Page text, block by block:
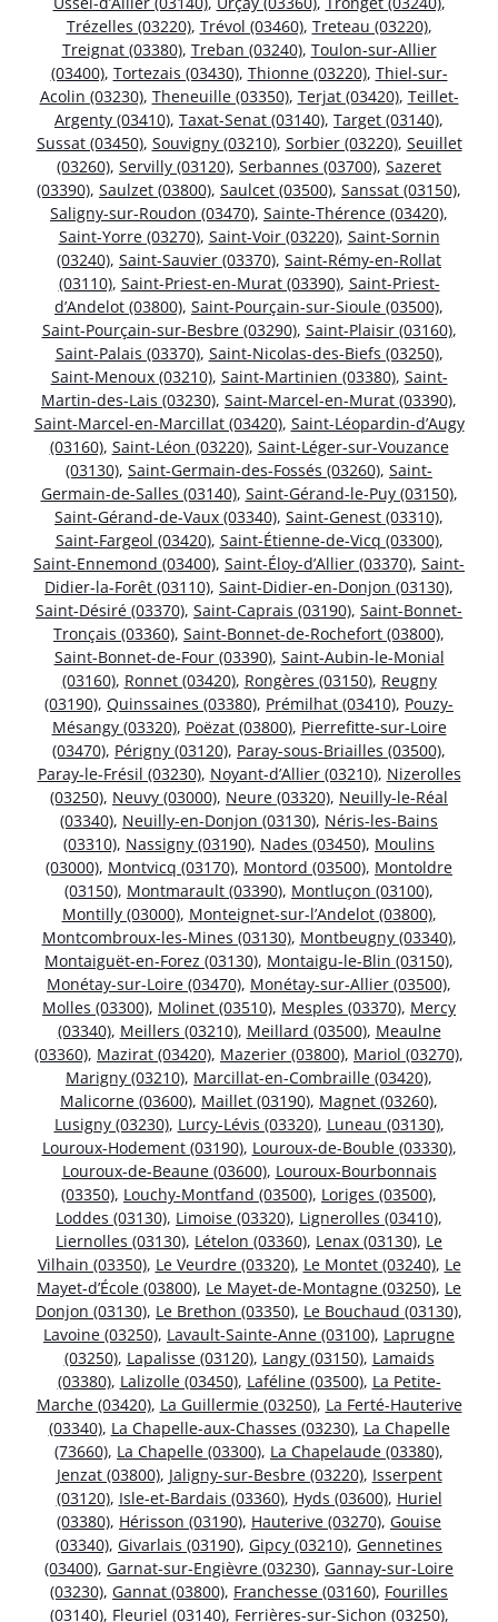
Trézelles (03220), Trévol (03460), Treteau (03220),
Treignat (03380), Treban (03240), Toulon-sur-Allier
(03400), Tortezais (03430), Thionne (03220), Thiel-sur-
Acolin (03230), Theneuille (03350), Terjat (03420), Teillet-
Argenty (03410), Taxat-Senat (03140), Target (03140),
Sussat (03450), Souvigny (03210), Sorbier (03220), Seuillet
(03260), Servilly (03120), Serbannes (03700), Sazeret
(03390), Saulzet (03800), Saulcet (03500), Sanssat (03150),
Saligny-sur-Roudon (03470), Sainte-Thérence (03420),
Saint-Yorre (03270), Saint-Voir (03220), Saint-Sornin
(03240), Saint-Sauvier (03370), Saint-Rémy-en-Rollat
(03110), Saint-Priest-en-Murat (03390), Saint-Priest-
d’Andelot (03800), Saint-Pourçain-sur-Sioule (03500),
Saint-Pourçain-sur-Besbre (03290), Saint-Plaisir (03160),
Saint-Palais (03370), Saint-Nicolas-des-Biefs (03250),
Saint-Menoux (03210), Saint-Martinien (03380), Saint-
Martin-des-Lais (03230), Saint-Marcel-en-Murat (03390),
Saint-Marcel-en-Marcillat (03420), Saint-Léopardin-d’Augy
(03160), Saint-Léon (03220), Saint-Léger-sur-Vouzance
(03130), Saint-Germain-des-Fossés (03260), Saint-
Germain-de-Salles (03140), Saint-Gérand-le-Puy (03150),
Saint-Gérand-de-Vaux (03340), Saint-Genest (03310),
Saint-Fargeol (03420), Saint-Étienne-de-Vicq (03300),
Saint-Ennemond (03400), Saint-Éloy-d’Allier (03370), Saint-
Didier-la-Forêt (03110), Saint-Didier-en-Donjon (03130),
Saint-Désiré (03370), Saint-Caprais (03190), Saint-Bonnet-
Tronçais (03360), Saint-Bonnet-de-Rochefort (03800),
Saint-Bonnet-de-Four (03390), Saint-Aubin-le-Monial
(03160), Ronnet (03420), Rongères (03150), Reugny
(03190), Quinssaines (03380), Prémilhat (03410), Pouzy-
Mésangy (03320), Poëzat (03800), Pierrefitte-sur-Loire
(03470), Périgny (03120), Paray-sous-Briailles (03500),
Paray-le-Frésil (03230), Noyant-d’Allier (03210), Nizerolles
(03250), Neuvy (03000), Neure (03320), Neuilly-le-Réal
(03340), Neuilly-en-Donjon (03130), Néris-les-Bains
(03310), Nassigny (03190), Nades (03450), Moulins
(03000), Montvicq (03170), Montord (03500), Montoldre
(03150), Montmarault (03390), Montluçon (03100),
Montilly (03000), Monteignet-sur-l’Andelot (03800),
Montcombroux-les-Mines (03130), Montbeugny (03340),
Montaiguët-en-Forez (03130), Montaigu-le-Blin (03150),
Monétay-sur-Loire (03470), Monétay-sur-Allier (03500),
Molles (03300), Molinet (03510), Mesples (03370), Mercy
(03340), Meillers (03210), Meillard (03500), Meaulne
(03360), Mazirat (03420), Mazerier (03800), Mariol (03270),
Marigny (03210), Marcillat-en-Combraille (03420),
Malicorne (03600), Maillet (03190), Magnet (03260),
Lusigny (03230), Lurcy-Lévis (03320), Luneau (03130),
Louroux-Hodement (03190), Louroux-de-Bouble (03330),
Louroux-de-Beaune (03600), Louroux-Bourbonnais
(03350), Louchy-Montfand (03500), Loriges (03500),
Loddes (03130), Limoise (03320), Lignerolles (03410),
Liernolles (03130), Lételon (03360), Lenax (03130), Le
Vilhain (03350), Le Veurdre (03320), Le Montet (03240), Le
Mayet-d’École (03800), Le Mayet-de-Montagne (03250), Le
Donjon (03130), Le Brethon (03350), Le Bouchaud (03130),
Lavoine (03250), Lavault-Sainte-Anne (03100), Laprugne
(03250), Lapalisse (03120), Langy (03150), Lamaids
(03380), Lalizolle (03450), Laféline (03500), La Petite-
Marche (03420), La Guillermie (03250), La Ferté-Hauterive
(03340), La Chapelle-aux-Chasses (03230), La Chapelle
(73660), La Chapelle (03300), La Chapelaude (03380),
Jenzat (03800), Jaligny-sur-Besbre (03220), Isserpent
(03120), Isle-et-Bardais (03360), Hyds (03600), Huriel
(03380), Hérisson (03190), Hauterive (03270), Gouise
(03340), Givarlais (03190), Gipcy (03210), Gennetines
(03400), Garnat-sur-Engièvre (03230), Gannay-sur-Loire
(03230), Gannat (03800), Franchesse (03160), Fourilles
(03140), Fleuriel (03140), Ferrières-sur-Sichon (03250),